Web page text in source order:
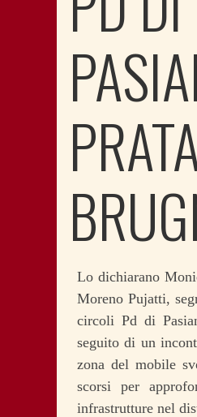
Lo dichiarano
Moreno Pujatti,
circoli Pd di
seguito di un
zona del mobile
scorsi per
infrastrutture nel